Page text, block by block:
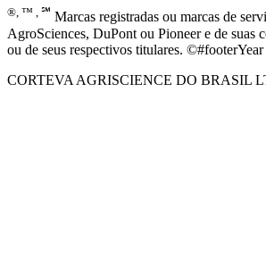
®, ™ , ℠ Marcas registradas ou marcas de
AgroSciences, DuPont ou Pioneer e de suas
ou de seus respectivos titulares.
CORTEVA AGRISCIENCE DO BRASIL